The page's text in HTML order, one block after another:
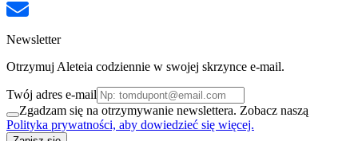
Newsletter
Otrzymuj Aleteia codziennie w swojej skrzynce e-mail.
Twój adres e-mail
Zgadzam się na otrzymywanie newslettera. Zobacz naszą
Polityka prywatności, aby dowiedzieć się więcej.